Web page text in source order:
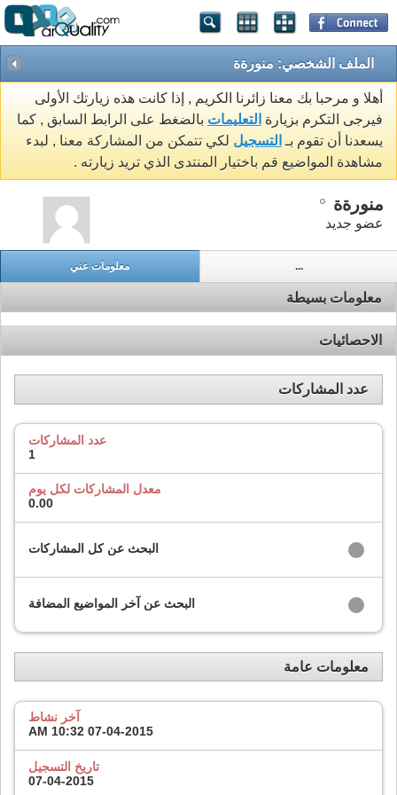
الملف الشخصي: منورةة
أهلا و مرحبا بك معنا زائرنا الكريم , إذا كانت هذه زيارتك الأولى
فيرجى التكرم بزيارة التعليمات بالضغط على الرابط السابق , كما
يسعدنا أن تقوم بـ التسجيل لكي تتمكن من المشاركة معنا , لبدء
مشاهدة المواضيع قم باختيار المنتدى الذي تريد زيارته .
منورةة
عضو جديد
معلومات عني ...
معلومات بسيطة
الاحصائيات
عدد المشاركات
عدد المشاركات
1
معدل المشاركات لكل يوم
0.00
البحث عن كل المشاركات
البحث عن آخر المواضيع المضافة
معلومات عامة
آخر نشاط
07-04-2015
10:32 AM
تاريخ التسجيل
07-04-2015